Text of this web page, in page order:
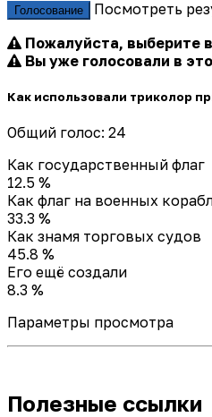
Голосование
Посмотреть
Пожалуйста, выберите
Вы уже голосовали в
Как использовали триколор
Общий голос: 24
Как государственный флаг
12.5 %
Как флаг на военных
33.3 %
Как знамя торговых судов
45.8 %
Его ещё создали
8.3 %
Параметры просмотра
Полезные ссылки